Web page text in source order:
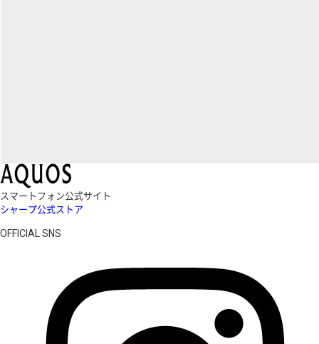
スマートフォン公式サイト
シャープ公式ストア
OFFICIAL SNS